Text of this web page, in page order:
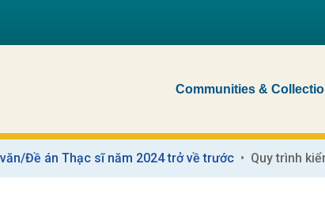
Communities &
Đề án Thạc sĩ năm 2024 trở về trước